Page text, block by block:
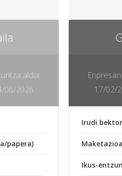
aldia:
06/2026
papera)
17/02/
Irudi
Ikus-